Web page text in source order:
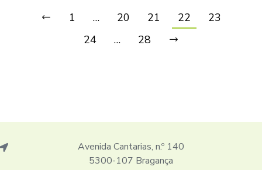
1 … 20 21 22
23
24
… 28
Avenida Cantarias, n.º 140
5300-107 Bragança